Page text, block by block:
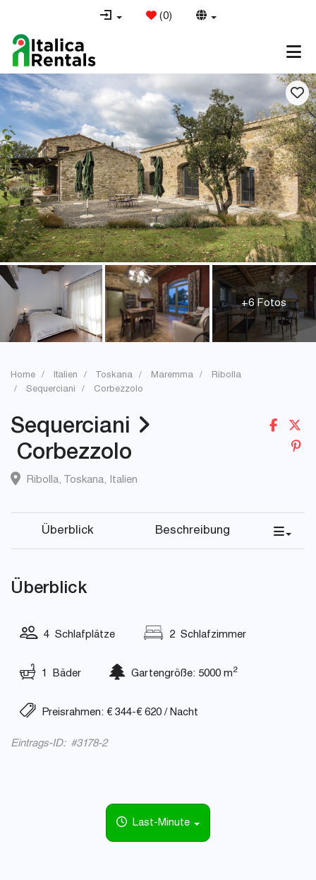
(0)
+6 Fotos
Home Italien Toskana Maremma
Ribolla
Sequerciani
Corbezzolo
Sequerciani
Corbezzolo
Ribolla, Toskana, Italien
Überblick Beschreibung
Überblick
4 Schlafplätze 2 Schlafzimmer
1 Bäder Gartengröße: 5000 m2
Preisrahmen: € 344-€ 620 / Nacht
Eintrags-ID: #3178-2
Last-Minute